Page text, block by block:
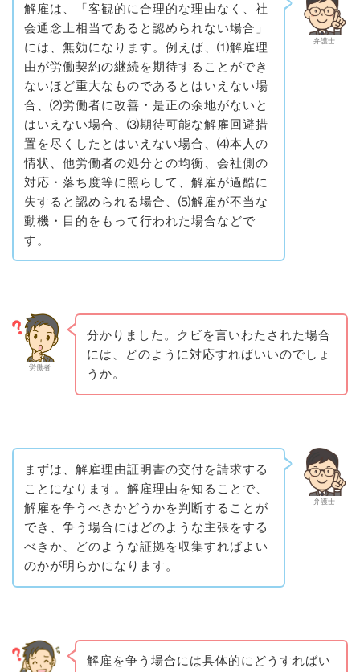
弁護士
解雇は、「客観的に合理的な理由なく、社
会通念上相当であると認められない場合」
には、無効になります。例えば、⑴解雇理
由が労働契約の継続を期待することができ
ないほど重大なものであるとはいえない場
合、⑵労働者に改善・是正の余地がないと
はいえない場合、⑶期待可能な解雇回避措
置を尽くしたとはいえない場合、⑷本人の
情状、他労働者の処分との均衡、会社側の
対応・落ち度等に照らして、解雇が過酷に
失すると認められる場合、⑸解雇が不当な
動機・目的をもって行われた場合などで
す。
労働者
分かりました。クビを言いわたされた場合
には、どのように対応すればいいのでしょ
うか。
弁護士
まずは、解雇理由証明書の交付を請求する
ことになります。解雇理由を知ることで、
解雇を争うべきかどうかを判断することが
でき、争う場合にはどのような主張をする
べきか、どのような証拠を収集すればよい
のかが明らかになります。
解雇を争う場合には具体的にどうすればい